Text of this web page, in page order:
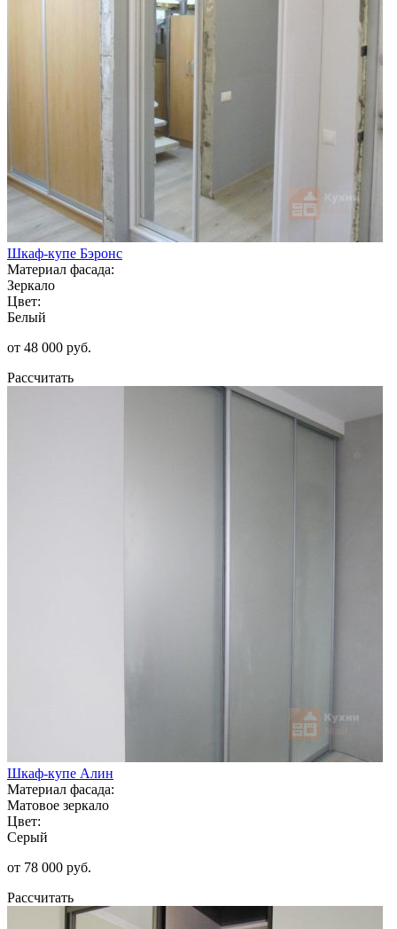
Шкаф-купе Бэронс
Материал фасада:
Зеркало
Цвет:
Белый
от 48 000 руб.
Рассчитать
Шкаф-купе Алин
Материал фасада:
Матовое зеркало
Цвет:
Серый
от 78 000 руб.
Рассчитать